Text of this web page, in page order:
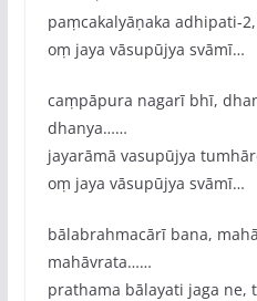
paṃcakalyāṇaka adhipati-
oṃ jaya vāsupūjya svāmī…
caṃpāpura nagarī bhī,
dhanya……
jayarāmā vasupūjya
oṃ jaya vāsupūjya svāmī…
bālabrahmacārī bana,
mahāvrata……
prathama bālayati jaga ne,